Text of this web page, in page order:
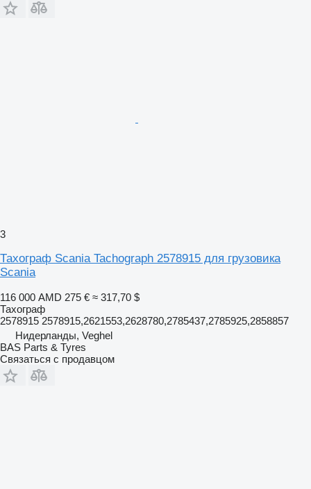
3
Тахограф Scania Tachograph 2578915 для грузовика
Scania
116 000 AMD 275 € ≈ 317,70 $
Тахограф
2578915 2578915,2621553,2628780,2785437,2785925,2858857
Нидерланды, Veghel
BAS Parts & Tyres
Связаться с продавцом